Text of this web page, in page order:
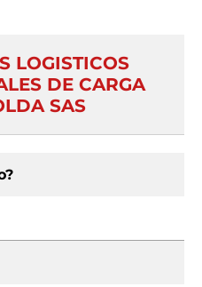
LOGISTICOS
DE CARGA
SAS